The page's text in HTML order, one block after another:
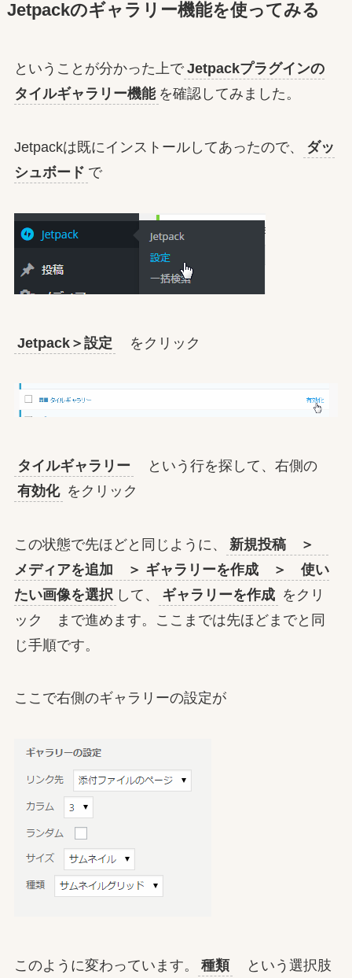
Jetpackのギャラリー機能を使ってみる
ということが分かった上で Jetpackプラグインの
タイルギャラリー機能 を確認してみました。
Jetpackは既にインストールしてあったので、
ダッ
シュボード で
Jetpack＞設定 をクリック
タイルギャラリー
という行を探して、右側の
有効化 をクリック
この状態で先ほどと同じように、
新規投稿 ＞
メディアを追加 ＞ ギャラリーを作成 ＞ 使い
たい画像を選択 して、 ギャラリーを作成 をクリ
ック まで進めます。ここまでは先ほどまでと同
じ手順です。
ここで右側のギャラリーの設定が
このように変わっています。 種類
という選択肢